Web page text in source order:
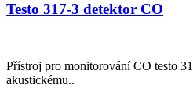
Testo 317-3 detektor CO
Přístroj pro monitorování CO testo
akustickému..